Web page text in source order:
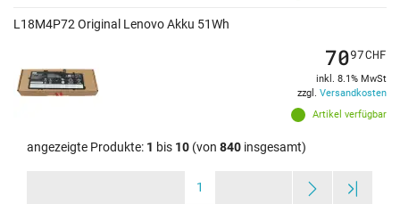
L18M4P72 Original Lenovo Akku 51Wh
Artikel verfügbar
7097CHF
inkl. 8.1% MwSt
zzgl. Versandkosten
angezeigte Produkte: 1 bis 10 (von 840 insgesamt)
1